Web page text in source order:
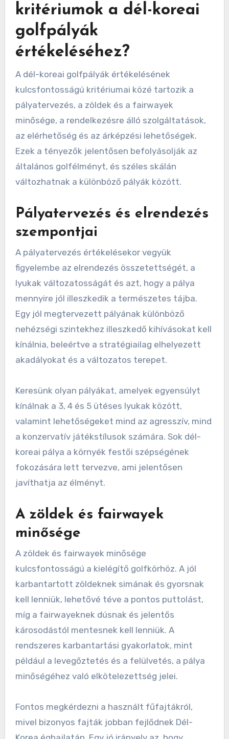
kritériumok a dél-koreai
golfpályák
értékeléséhez?
A dél-koreai golfpályák értékelésének
kulcsfontosságú kritériumai közé tartozik a
pályatervezés, a zöldek és a fairwayek
minősége, a rendelkezésre álló szolgáltatások,
az elérhetőség és az árképzési lehetőségek.
Ezek a tényezők jelentősen befolyásolják az
általános golfélményt, és széles skálán
változhatnak a különböző pályák között.
Pályatervezés és elrendezés
szempontjai
A pályatervezés értékelésekor vegyük
figyelembe az elrendezés összetettségét, a
lyukak változatosságát és azt, hogy a pálya
mennyire jól illeszkedik a természetes tájba.
Egy jól megtervezett pályának különböző
nehézségi szintekhez illeszkedő kihívásokat kell
kínálnia, beleértve a stratégiailag elhelyezett
akadályokat és a változatos terepet.
Keresünk olyan pályákat, amelyek egyensúlyt
kínálnak a 3, 4 és 5 ütéses lyukak között,
valamint lehetőségeket mind az agresszív, mind
a konzervatív játékstílusok számára. Sok dél-
koreai pálya a környék festői szépségének
fokozására lett tervezve, ami jelentősen
javíthatja az élményt.
A zöldek és fairwayek
minősége
A zöldek és fairwayek minősége
kulcsfontosságú a kielégítő golfkörhöz. A jól
karbantartott zöldeknek simának és gyorsnak
kell lenniük, lehetővé téve a pontos puttolást,
míg a fairwayeknek dúsnak és jelentős
károsodástól mentesnek kell lenniük. A
rendszeres karbantartási gyakorlatok, mint
például a levegőztetés és a felülvetés, a pálya
minőségéhez való elkötelezettség jelei.
Fontos megkérdezni a használt fűfajtákról,
mivel bizonyos fajták jobban fejlődnek Dél-